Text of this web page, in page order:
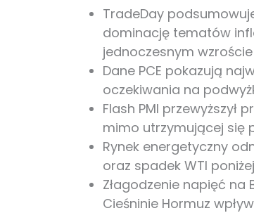
TradeDay
dominację tematów
jednoczesnym
Dane PCE pokazują
oczekiwania na
Flash PMI przewyższył
mimo utrzymującej się
Rynek energetyczny
oraz spadek WTI
Złagodzenie napięć
Cieśninie Hormuz